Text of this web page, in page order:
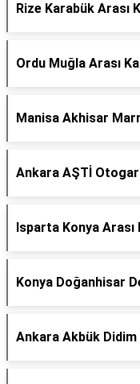
Rize Karabük Arası
Ordu Muğla Arası
Manisa Akhisar
Ankara AŞTİ
Isparta Konya Arası
Konya Doğanhisar
Ankara Akbük Didim